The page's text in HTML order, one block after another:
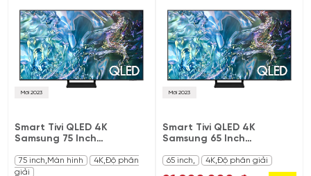
Mới 2023
Smart Tivi QLED 4K
Samsung 75 Inch
75 inch,Màn hình
4K,Độ phân
giải
Mới 2023
Smart Tivi QLED 4K
Samsung 65 Inch
65 inch, 4K,Độ phân giải